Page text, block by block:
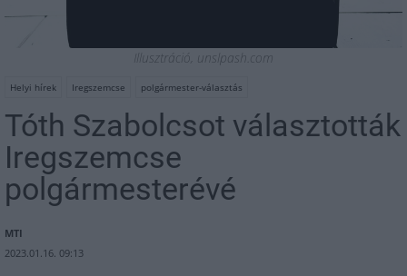
Illusztráció, unslpash.com
Helyi hírek Iregszemcse polgármester-választás
Tóth Szabolcsot választották
Iregszemcse
polgármesterévé
MTI
2023.01.16. 09:13